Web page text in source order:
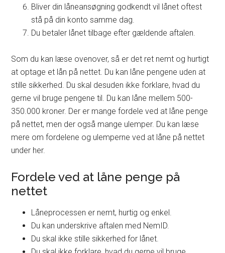
Bliver din låneansøgning godkendt vil lånet oftest
stå på din konto samme dag.
Du betaler lånet tilbage efter gældende aftalen.
Som du kan læse ovenover, så er det ret nemt og hurtigt
at optage et lån på nettet. Du kan låne pengene uden at
stille sikkerhed. Du skal desuden ikke forklare, hvad du
gerne vil bruge pengene til. Du kan låne mellem 500-
350.000 kroner. Der er mange fordele ved at låne penge
på nettet, men der også mange ulemper. Du kan læse
mere om fordelene og ulemperne ved at låne på nettet
under her.
Fordele ved at låne penge på
nettet
Låneprocessen er nemt, hurtig og enkel.
Du kan underskrive aftalen med NemID.
Du skal ikke stille sikkerhed for lånet.